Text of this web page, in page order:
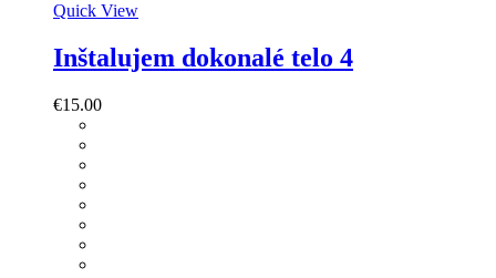
Quick View
Inštalujem dokonalé telo 4
€15.00